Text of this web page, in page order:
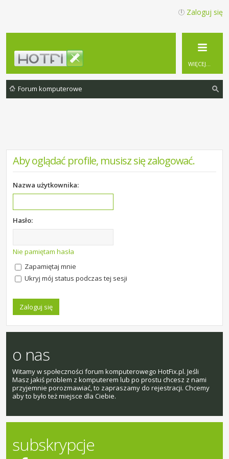
Zaloguj się
WIĘCEJ…
Forum komputerowe
Aby oglądać profile, musisz się zalogować.
Nazwa użytkownika:
Hasło:
Nie pamiętam hasła
Zapamiętaj mnie
Ukryj mój status podczas tej sesji
o nas
Witamy w społeczności forum komputerowego HotFix.pl. Jeśli
Masz jakiś problem z komputerem lub po prostu chcesz z nami
przyjemnie porozmawiać, to zapraszamy do rejestracji. Chcemy
aby to było też miejsce dla Ciebie.
subskrypcje